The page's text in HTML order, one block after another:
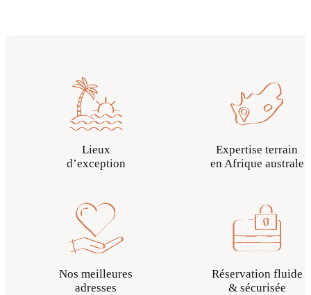
Lieux
d’exception
Expertise terrain
en Afrique australe
Nos meilleures
adresses
Réservation fluide
& sécurisée